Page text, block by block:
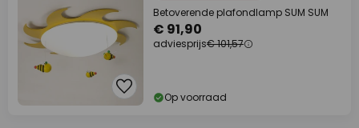
Betoverende plafondlamp SUM SUM
€ 91,90
adviesprijs€ 101,57
Op voorraad